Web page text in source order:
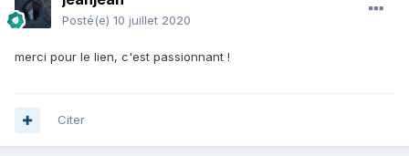
Posté(e) 10 juillet 2020
merci pour le lien, c'est passionnant !
Citer